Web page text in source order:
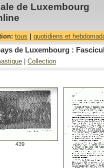
de Luxembourg
tous quotidiens et
de Luxembourg :
Collection
439